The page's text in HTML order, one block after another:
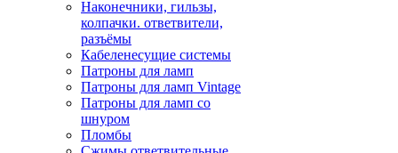
Наконечники, гильзы,
колпачки. ответвители,
разъёмы
Кабеленесущие системы
Патроны для ламп
Патроны для ламп Vintage
Патроны для ламп со
шнуром
Пломбы